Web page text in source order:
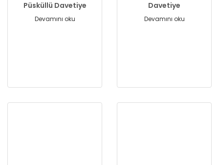
Püsküllü Davetiye
Devamını oku
Davetiye
Devamını oku